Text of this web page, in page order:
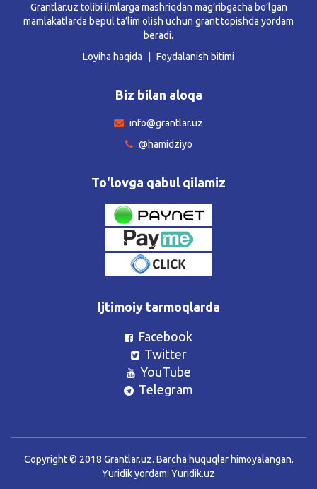
Grantlar.uz tolibi ilmlarga mashriqdan mag’ribgacha bo’lgan
mamlakatlarda bepul ta’lim olish uchun grant topishda yordam
beradi.
Loyiha haqida
Foydalanish bitimi
Biz bilan aloqa
info@grantlar.uz
@hamidziyo
To'lovga qabul qilamiz
Ijtimoiy tarmoqlarda
Facebook
Twitter
YouTube
Telegram
Copyright © 2018 Grantlar.uz. Barcha huquqlar himoyalangan.
Yuridik yordam: Yuridik.uz